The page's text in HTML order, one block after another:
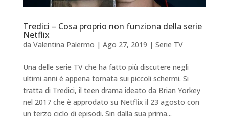
Tredici – Cosa proprio non funziona della serie
Netflix
da Valentina Palermo | Ago 27, 2019 | Serie TV
Una delle serie TV che ha fatto più discutere negli
ultimi anni è appena tornata sui piccoli schermi. Si
tratta di Tredici, il teen drama ideato da Brian Yorkey
nel 2017 che è approdato su Netflix il 23 agosto con
un terzo ciclo di episodi. Sin dalla sua prima...